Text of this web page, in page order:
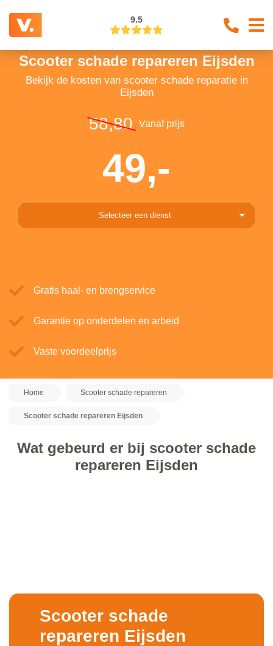
9.5
Scooter schade repareren Eijsden
Bekijk de kosten van scooter schade reparatie in
Eijsden
58,80 Vanaf prijs
49,-
Selecteer een dienst
Gratis haal- en brengservice
Garantie op onderdelen en arbeid
Vaste voordeelprijs
Home Scooter schade repareren
Scooter schade repareren Eijsden
Wat gebeurd er bij scooter schade
repareren Eijsden
Scooter schade
repareren Eijsden